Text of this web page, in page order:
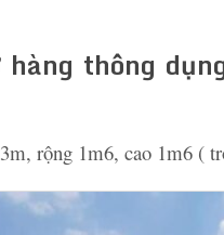
thông
rộng 1m6, cao 1m6 (